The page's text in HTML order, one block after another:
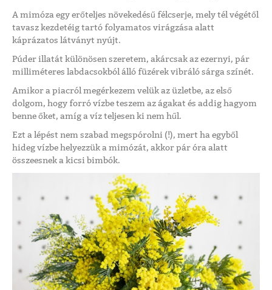
A mimóza egy erőteljes növekedésű félcserje, mely tél végétől
tavasz kezdetéig tartó folyamatos virágzása alatt
káprázatos látványt nyújt.
Púder illatát különösen szeretem, akárcsak az ezernyi, pár
milliméteres labdacsokból álló füzérek vibráló sárga színét.
Amikor a piacról megérkezem velük az üzletbe, az első
dolgom, hogy forró vízbe teszem az ágakat és addig hagyom
benne őket, amíg a víz teljesen ki nem hűl.
Ezt a lépést nem szabad megspórolni (!), mert ha egyből
hideg vízbe helyezzük a mimózát, akkor pár óra alatt
összeesnek a kicsi bimbók.